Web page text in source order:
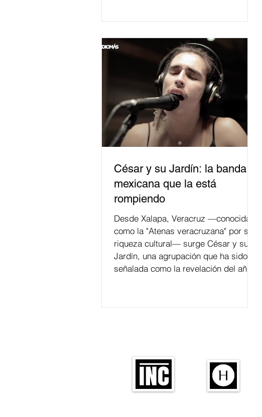
César y su Jardín: la banda
mexicana que la está
rompiendo
Desde Xalapa, Veracruz —conocida
como la "Atenas veracruzana" por su
riqueza cultural— surge César y su
Jardín, una agrupación que ha sido
señalada como la revelación del año